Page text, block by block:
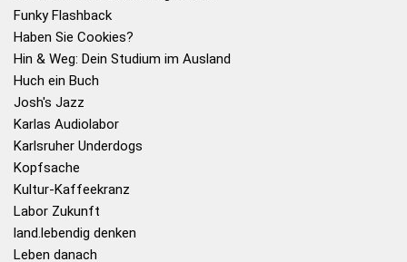
Funky Flashback
Haben Sie Cookies?
Hin & Weg: Dein Studium im Ausland
Huch ein Buch
Josh's Jazz
Karlas Audiolabor
Karlsruher Underdogs
Kopfsache
Kultur-Kaffeekranz
Labor Zukunft
land.lebendig denken
Leben danach